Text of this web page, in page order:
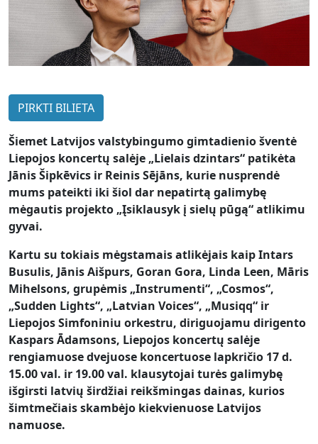
PIRKTI BILIETA
Šiemet Latvijos valstybingumo gimtadienio šventė
Liepojos koncertų salėje „Lielais dzintars“ patikėta
Jānis Šipkēvics ir Reinis Sējāns, kurie nusprendė
mums pateikti iki šiol dar nepatirtą galimybę
mėgautis projekto „Įsiklausyk į sielų pūgą“ atlikimu
gyvai.
Kartu su tokiais mėgstamais atlikėjais kaip Intars
Busulis, Jānis Aišpurs, Goran Gora, Linda Leen, Māris
Mihelsons, grupėmis „Instrumenti“, „Cosmos“,
„Sudden Lights“, „Latvian Voices“, „Musiqq“ ir
Liepojos Simfoniniu orkestru, diriguojamu dirigento
Kaspars Ādamsons, Liepojos koncertų salėje
rengiamuose dvejuose koncertuose lapkričio 17 d.
15.00 val. ir 19.00 val. klausytojai turės galimybę
išgirsti latvių širdžiai reikšmingas dainas, kurios
šimtmečiais skambėjo kiekvienuose Latvijos
namuose.